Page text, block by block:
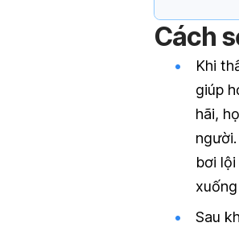
Cách
Khi
giúp
hãi,
bơi
Sau